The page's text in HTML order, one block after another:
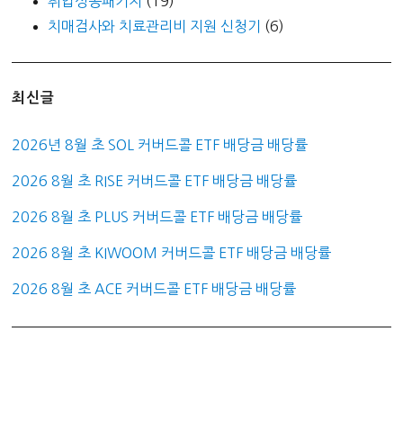
치매검사와 치료관리비 지원 신청기
(6)
최신글
2026년 8월 초 SOL 커버드콜 ETF 배당금 배당률
2026 8월 초 RISE 커버드콜 ETF 배당금 배당률
2026 8월 초 PLUS 커버드콜 ETF 배당금 배당률
2026 8월 초 KIWOOM 커버드콜 ETF 배당금 배당률
2026 8월 초 ACE 커버드콜 ETF 배당금 배당률